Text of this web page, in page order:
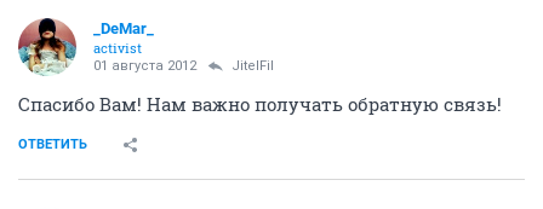
_DeMar_
activist
01 августа 2012 JitelFil
Спасибо Вам! Нам важно получать обратную связь!
ОТВЕТИТЬ